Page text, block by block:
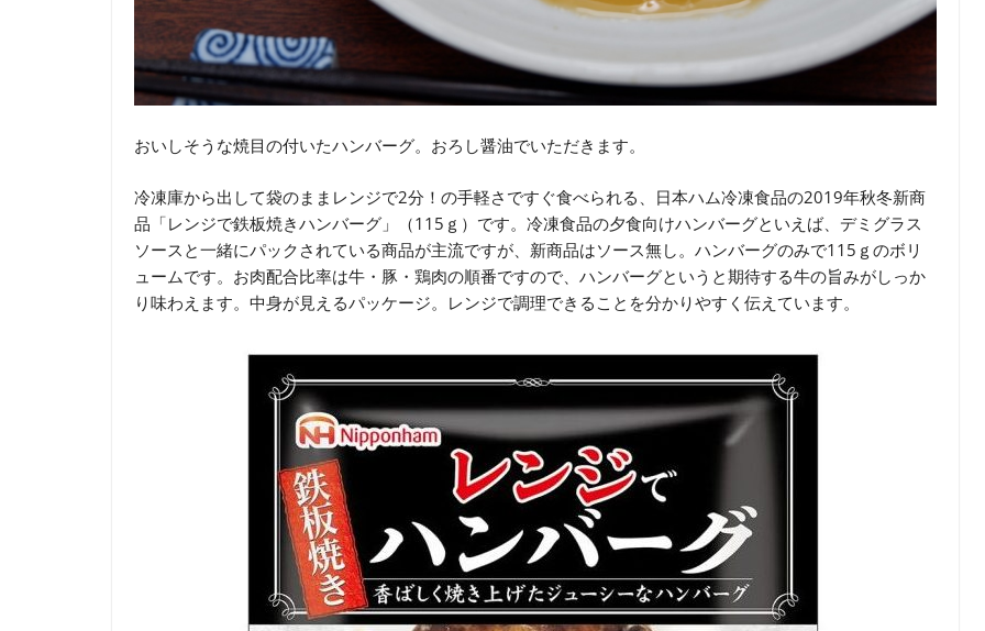
おいしそうな焼目の付いたハンバーグ。おろし醤油でいただきます。
冷凍庫から出して袋のままレンジで2分！の手軽さですぐ食べられる、日本ハム冷凍食品の2019年秋冬新商
品「レンジで鉄板焼きハンバーグ」（115ｇ）です。冷凍食品の夕食向けハンバーグといえば、デミグラス
ソースと一緒にパックされている商品が主流ですが、新商品はソース無し。ハンバーグのみで115ｇのボリ
ュームです。お肉配合比率は牛・豚・鶏肉の順番ですので、ハンバーグというと期待する牛の旨みがしっか
り味わえます。中身が見えるパッケージ。レンジで調理できることを分かりやすく伝えています。